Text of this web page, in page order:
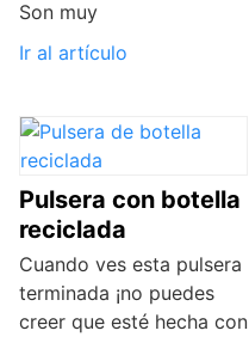
Son muy
Ir al artículo
Pulsera con botella
reciclada
Cuando ves esta pulsera
terminada ¡no puedes
creer que esté hecha con